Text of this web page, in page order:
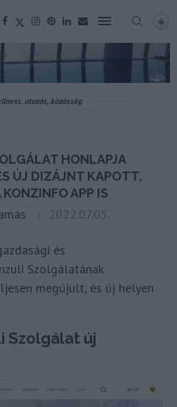
utazás, közösség
HONLAPJA
ÚJ DIZÁJNT KAPOTT,
APP IS
2022.07.05.
és
Szolgálatának
megújult, és új helyen
Szolgálat új